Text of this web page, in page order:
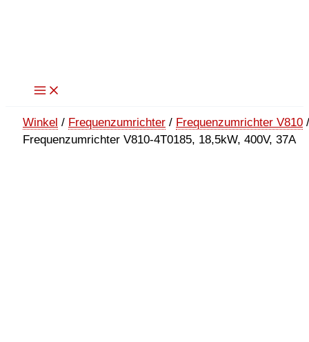
Winkel / Frequenzumrichter / Frequenzumrichter V810
Frequenzumrichter V810-4T0185, 18,5kW, 400V, 37A